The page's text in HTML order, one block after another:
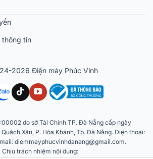
thông tin
2026 Điện máy Phúc Vinh
do sở Tài Chính TP. Đà Nẵng cấp ngày
Xân, P. Hòa Khánh, Tp. Đà Nẵng. Điện thoại:
diemmayphucvinhdanang@gmail.com.
Chịu trách nhiệm nội dung: